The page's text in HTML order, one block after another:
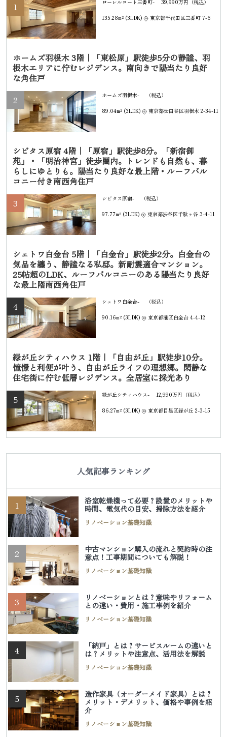
1 ローレルコート三番町- 39,990万円（税込）
135.28m² (3LDK) 東京都千代田区三番町 7-6
ホームズ羽根木 3階｜「東松原」駅徒歩5分の静謐、羽
根木エリアに佇むレジデンス。南向きで陽当たり良好
な角住戸
2
ホームズ羽根木- （税込）
89.04m² (3LDK) 東京都世田谷区羽根木 2-34-11
シビタス原宿 4階｜「原宿」駅徒歩8分。「新宿御
苑」・「明治神宮」徒歩圏内。トレンドも自然も、暮
らしにゆとりも。陽当たり良好な最上階・ルーフバル
コニー付き南西角住戸
3
シビタス原宿- （税込）
97.77m² (3LDK) 東京都渋谷区千駄ヶ谷 3-4-11
シェトワ白金台 5階｜「白金台」駅徒歩2分。白金台の
気品を纏う、静謐なる私邸。新耐震適合マンション。
25帖超のLDK、ルーフバルコニーのある陽当たり良好
な最上階南西角住戸
4
シェトワ白金台- （税込）
90.16m² (3LDK) 東京都港区白金台 4-4-12
緑が丘シティハウス 1階｜「自由が丘」駅徒歩10分。
憧憬と利便が叶う、自由が丘ライフの理想郷。閑静な
住宅街に佇む低層レジデンス。全居室に採光あり
5
緑が丘シティハウス- 12,990万円（税込）
86.27m² (3LDK) 東京都目黒区緑が丘 2-3-15
人気記事ランキング
1
浴室乾燥機って必要？設置のメリットや
時間、電気代の目安、掃除方法を紹介
リノベーション基礎知識
2
中古マンション購入の流れと契約時の注
意点！工事期間についても解説！
リノベーション基礎知識
3
リノベーションとは？意味やリフォーム
との違い・費用・施工事例を紹介
リノベーション基礎知識
4
「納戸」とは？サービスルームの違いと
は？メリットや注意点、活用法を解説
リノベーション基礎知識
5
造作家具（オーダーメイド家具）とは？
メリット・デメリット、価格や事例を紹
介
リノベーション基礎知識